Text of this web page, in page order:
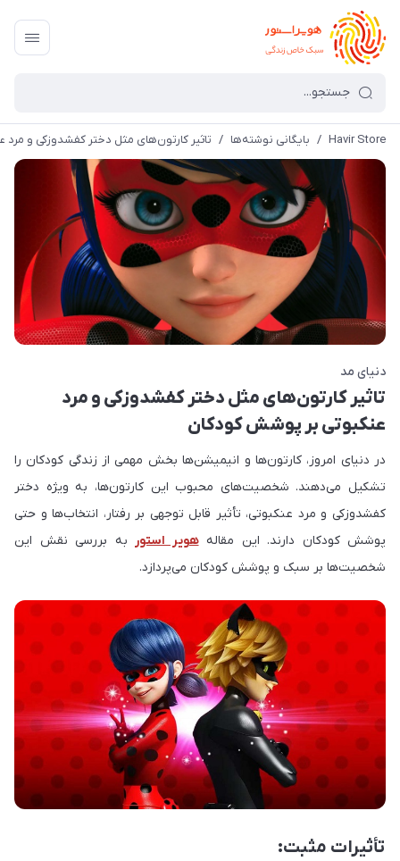
Havir Store
/ بایگانی نوشته‌ها / تاثیر کارتون‌های مثل دختر کفشدوزکی و
دنیای مد
تاثیر کارتون‌های مثل دختر کفشدوزکی و مرد
عنکبوتی بر پوشش کودکان
در دنیای امروز، کارتون‌ها و انیمیشن‌ها بخش مهمی از زندگی کودکان را
تشکیل می‌دهند. شخصیت‌های محبوب این کارتون‌ها، به ویژه دختر
کفشدوزکی و مرد عنکبوتی، تأثیر قابل توجهی بر رفتار، انتخاب‌ها و حتی
پوشش کودکان دارند. این مقالههویر استور به بررسی نقش این
شخصیت‌ها بر سبک و پوشش کودکان می‌پردازد.
تأثیرات مثبت: